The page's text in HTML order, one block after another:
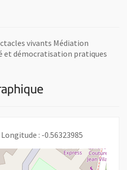
vivants Médiation
et démocratisation pratiques
: -0.56323985